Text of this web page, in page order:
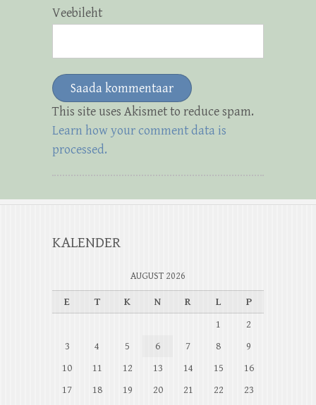
Veebileht
This site uses Akismet to reduce spam.
Learn how your comment data is
processed.
KALENDER
AUGUST 2026
E T K N R L
P
1
2
3
4 5 6 7 8
9
10
11 12 13 14 15
16
17
18 19 20 21 22
23